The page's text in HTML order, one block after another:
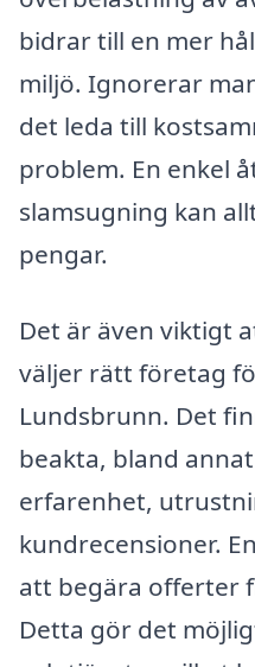
bidrar till en mer
miljö. Ignorerar
det leda till
problem. En enkel
slamsugning kan
pengar.
Det är även viktigt
väljer rätt företag
Lundsbrunn. Det
beakta, bland
erfarenhet,
kundrecensioner.
att begära offerter
Detta gör det